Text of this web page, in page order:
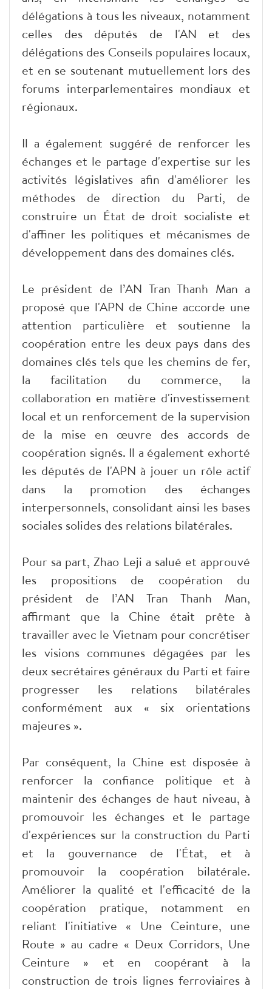
délégations à tous les niveaux, notamment
celles des députés de l'AN et des
délégations des Conseils populaires locaux,
et en se soutenant mutuellement lors des
forums interparlementaires mondiaux et
régionaux.
Il a également suggéré de renforcer les
échanges et le partage d'expertise sur les
activités législatives afin d'améliorer les
méthodes de direction du Parti, de
construire un État de droit socialiste et
d'affiner les politiques et mécanismes de
développement dans des domaines clés.
Le président de l’AN Tran Thanh Man a
proposé que l'APN de Chine accorde une
attention particulière et soutienne la
coopération entre les deux pays dans des
domaines clés tels que les chemins de fer,
la facilitation du commerce, la
collaboration en matière d'investissement
local et un renforcement de la supervision
de la mise en œuvre des accords de
coopération signés. Il a également exhorté
les députés de l'APN à jouer un rôle actif
dans la promotion des échanges
interpersonnels, consolidant ainsi les bases
sociales solides des relations bilatérales.
Pour sa part, Zhao Leji a salué et approuvé
les propositions de coopération du
président de l’AN Tran Thanh Man,
affirmant que la Chine était prête à
travailler avec le Vietnam pour concrétiser
les visions communes dégagées par les
deux secrétaires généraux du Parti et faire
progresser les relations bilatérales
conformément aux « six orientations
majeures ».
Par conséquent, la Chine est disposée à
renforcer la confiance politique et à
maintenir des échanges de haut niveau, à
promouvoir les échanges et le partage
d'expériences sur la construction du Parti
et la gouvernance de l'État, et à
promouvoir la coopération bilatérale.
Améliorer la qualité et l'efficacité de la
coopération pratique, notamment en
reliant l'initiative « Une Ceinture, une
Route » au cadre « Deux Corridors, Une
Ceinture » et en coopérant à la
construction de trois lignes ferroviaires à